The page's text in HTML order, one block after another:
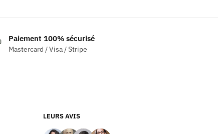
plusieurs
variations.
choisies
sur
Paiement 100% sécurisé
Mastercard / Visa / Stripe
LEURS AVIS